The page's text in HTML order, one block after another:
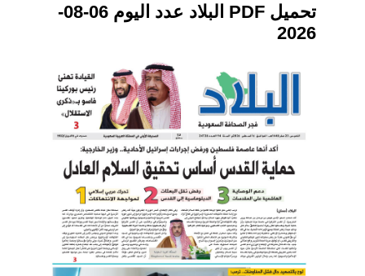
تحميل PDF البلاد عدد اليوم 06-08-
2026